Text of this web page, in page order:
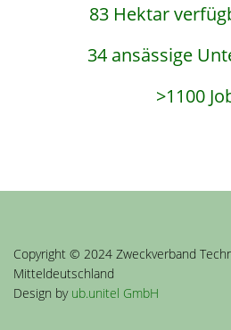
83 Hektar
34 ansässige
>1100
Copyright © 2024 Zweckverband
Mitteldeutschland
Design by ub.unitel GmbH